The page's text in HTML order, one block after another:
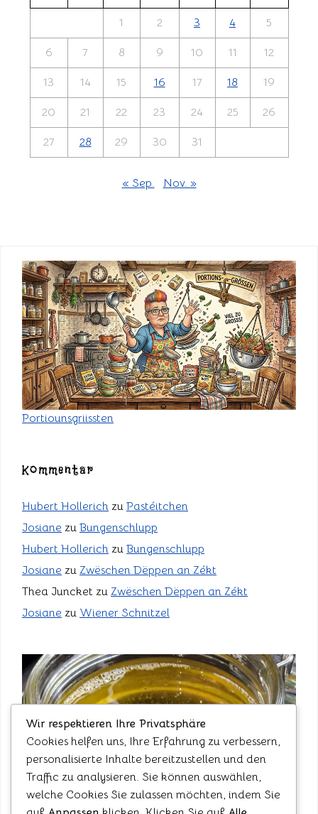
1 2 3 4 5
6 7 8 9 10 11 12
13 14 15 16 17 18 19
20 21 22 23 24 25 26
27 28 29 30 31
« Sep. Nov. »
Portiounsgriissten
Kommentar
Hubert Hollerich zu Pastéitchen
Josiane zu Bungenschlupp
Hubert Hollerich zu Bungenschlupp
Josiane zu Zwëschen Dëppen an Zékt
Thea Juncket zu Zwëschen Dëppen an Zékt
Josiane zu Wiener Schnitzel
Wir respektieren Ihre Privatsphäre
Cookies helfen uns, Ihre Erfahrung zu verbessern,
personalisierte Inhalte bereitzustellen und den
Traffic zu analysieren. Sie können auswählen,
welche Cookies Sie zulassen möchten, indem Sie